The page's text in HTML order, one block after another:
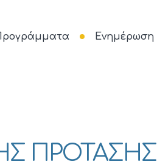
Ενημέρωση
ΠΡΟΤΑΣΗΣ